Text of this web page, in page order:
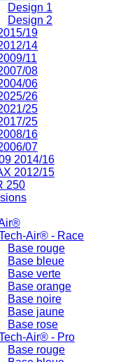
Design 1
Design 2
19
14
11
08
06
26
25
25
16
07
2014/16
2012/15
250
Air® - Race
Base rouge
Base bleue
Base verte
Base orange
Base noire
Base jaune
Base rose
Air® - Pro
Base rouge